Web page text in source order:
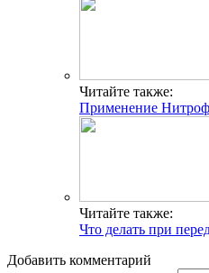
Читайте также:
Применение
Читайте также:
Что делать при
Добавить комментарий